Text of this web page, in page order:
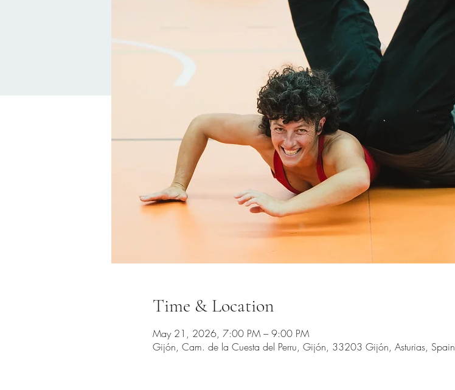
Time & Location
May 21, 2026, 7:00 PM – 9:00 PM
Gijón, Cam. de la Cuesta del Perru, Gijón, 33203 Gijón, Asturias, Spain